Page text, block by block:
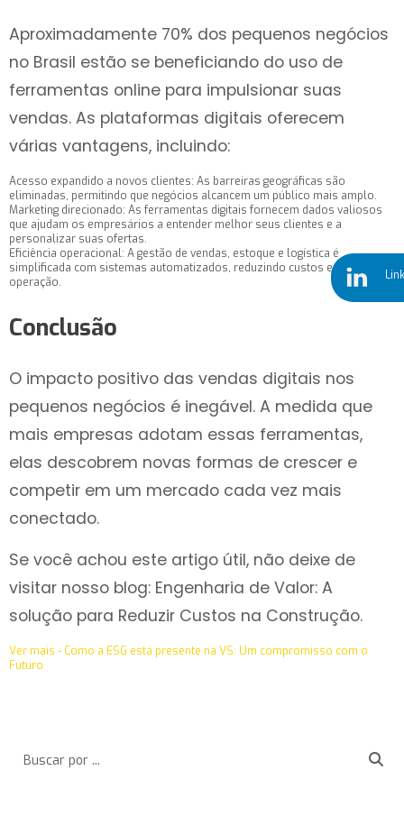
Aproximadamente 70% dos pequenos negócios
no Brasil estão se beneficiando do uso de
ferramentas online para impulsionar suas
vendas. As plataformas digitais oferecem
várias vantagens, incluindo:
Acesso expandido a novos clientes: As barreiras geográficas são
eliminadas, permitindo que negócios alcancem um público mais amplo.
Marketing direcionado: As ferramentas digitais fornecem dados valiosos
que ajudam os empresários a entender melhor seus clientes e a
personalizar suas ofertas.
Eficiência operacional: A gestão de vendas, estoque e logística é
simplificada com sistemas automatizados, reduzindo custos e tempo de
operação.
Conclusão
O impacto positivo das vendas digitais nos
pequenos negócios é inegável. A medida que
mais empresas adotam essas ferramentas,
elas descobrem novas formas de crescer e
competir em um mercado cada vez mais
conectado.
Se você achou este artigo útil, não deixe de
visitar nosso blog: Engenharia de Valor: A
solução para Reduzir Custos na Construção.
Ver mais - Como a ESG está presente na VS: Um compromisso com o
Futuro